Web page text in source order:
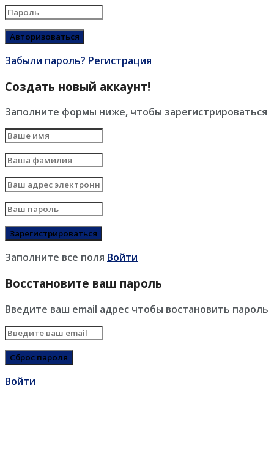
Забыли пароль? Регистрация
Создать новый аккаунт!
Заполните формы ниже, чтобы зарегистрироваться
Заполните все поля Войти
Восстановите ваш пароль
Введите ваш email адрес чтобы востановить пароль
Войти